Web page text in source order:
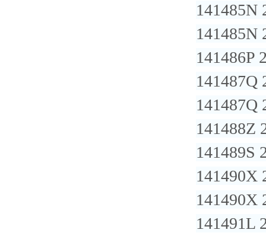
141485N
141485N
141486P
141487Q
141487Q
141488Z
141489S
141490X
141490X
141491L